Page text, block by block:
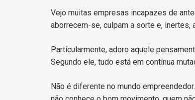
Vejo muitas empresas incapazes de
aborrecem-se, culpam a sorte e,
Particularmente, adoro aquele
Segundo ele, tudo está em contínua
Não é diferente no mundo